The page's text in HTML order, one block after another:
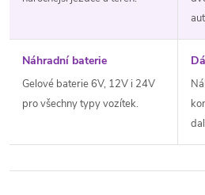
Náhradní baterie
Gelové baterie 6V, 12V i 24V
pro všechny typy vozítek.